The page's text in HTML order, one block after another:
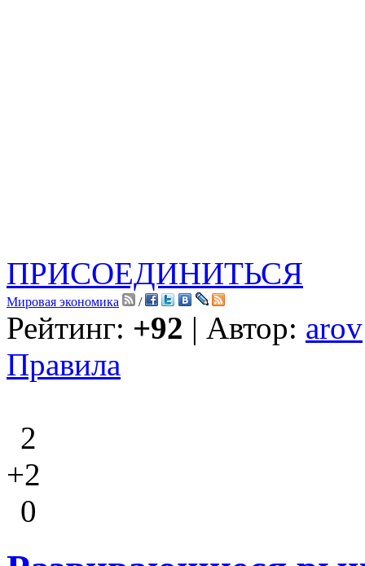
ПРИСОЕДИНИТЬСЯ
Мировая экономика /
Рейтинг: +92 | Автор: arov
Правила
2
+2
0